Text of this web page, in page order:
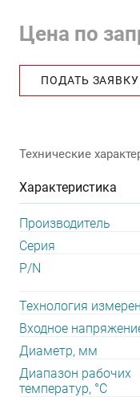
Цена по
ПОДАТЬ ЗАЯВКУ
Технические
Характеристика
Производитель
Серия
P/N
Технология
Входное
Диаметр, мм
Диапазон рабочих
температур, °С